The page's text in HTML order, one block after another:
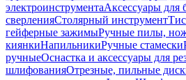
электроинструментаАксессуары для
сверленияСтолярный инструмент
гейферные зажимыРучные пилы,
киянкиНапильникиРучные стамески
ручныеОснастка и аксессуары для
шлифованияОтрезные, пильные